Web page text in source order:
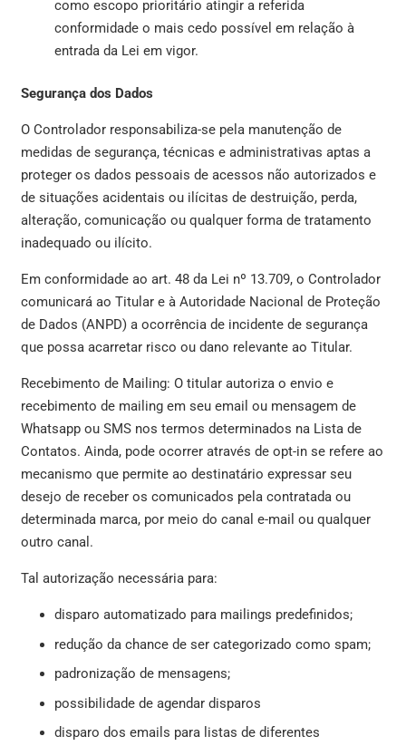
como escopo prioritário atingir a referida
conformidade o mais cedo possível em relação à
entrada da Lei em vigor.
Segurança dos Dados
O Controlador responsabiliza-se pela manutenção de
medidas de segurança, técnicas e administrativas aptas a
proteger os dados pessoais de acessos não autorizados e
de situações acidentais ou ilícitas de destruição, perda,
alteração, comunicação ou qualquer forma de tratamento
inadequado ou ilícito.
Em conformidade ao art. 48 da Lei nº 13.709, o Controlador
comunicará ao Titular e à Autoridade Nacional de Proteção
de Dados (ANPD) a ocorrência de incidente de segurança
que possa acarretar risco ou dano relevante ao Titular.
Recebimento de Mailing: O titular autoriza o envio e
recebimento de mailing em seu email ou mensagem de
Whatsapp ou SMS nos termos determinados na Lista de
Contatos. Ainda, pode ocorrer através de opt-in se refere ao
mecanismo que permite ao destinatário expressar seu
desejo de receber os comunicados pela contratada ou
determinada marca, por meio do canal e-mail ou qualquer
outro canal.
Tal autorização necessária para:
disparo automatizado para mailings predefinidos;
redução da chance de ser categorizado como spam;
padronização de mensagens;
possibilidade de agendar disparos
disparo dos emails para listas de diferentes